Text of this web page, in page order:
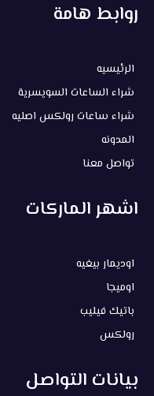
روابط هامة
الرئيسيه
شراء الساعات السويسرية
شراء ساعات رولكس اصليه
المدونه
تواصل معنا
اشهر الماركات
اوديمار بيغيه
اوميجا
باتيك فيليب
رولكس
بيانات التواصل